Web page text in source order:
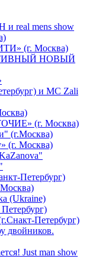
real mens show
(г. Москва)
НОВЫЙ
и MC Zali
(г. Москва)
(г.Москва)
(г. Москва)
Петербург)
(Ukraine)
Петербург)
двойников.
Just man show